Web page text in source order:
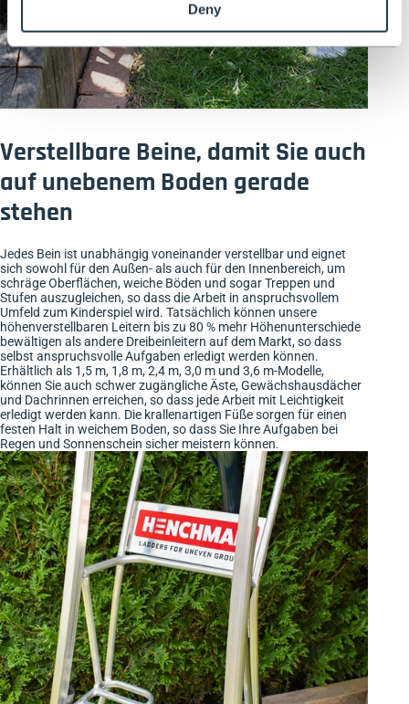
Deny
Verstellbare Beine, damit Sie auch
auf unebenem Boden gerade
stehen
Jedes Bein ist unabhängig voneinander verstellbar und eignet
sich sowohl für den Außen- als auch für den Innenbereich, um
schräge Oberflächen, weiche Böden und sogar Treppen und
Stufen auszugleichen, so dass die Arbeit in anspruchsvollem
Umfeld zum Kinderspiel wird. Tatsächlich können unsere
höhenverstellbaren Leitern bis zu 80 % mehr Höhenunterschiede
bewältigen als andere Dreibeinleitern auf dem Markt, so dass
selbst anspruchsvolle Aufgaben erledigt werden können.
Erhältlich als 1,5 m, 1,8 m, 2,4 m, 3,0 m und 3,6 m-Modelle,
können Sie auch schwer zugängliche Äste, Gewächshausdächer
und Dachrinnen erreichen, so dass jede Arbeit mit Leichtigkeit
erledigt werden kann. Die krallenartigen Füße sorgen für einen
festen Halt in weichem Boden, so dass Sie Ihre Aufgaben bei
Regen und Sonnenschein sicher meistern können.